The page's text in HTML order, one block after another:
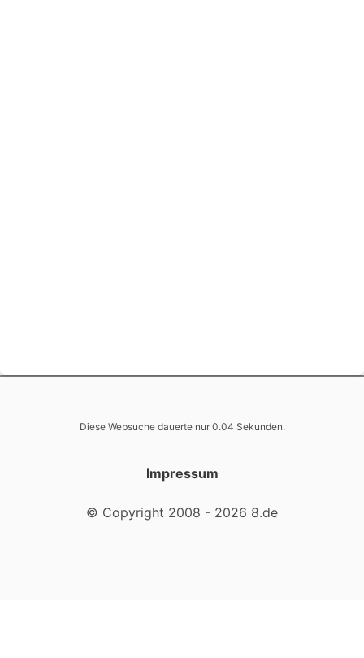
Diese Websuche dauerte nur 0.04 Sekunden.
Impressum
© Copyright 2008 - 2026 8.de